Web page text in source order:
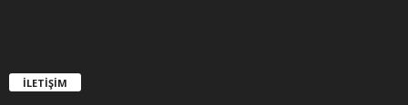
İLETİŞİM